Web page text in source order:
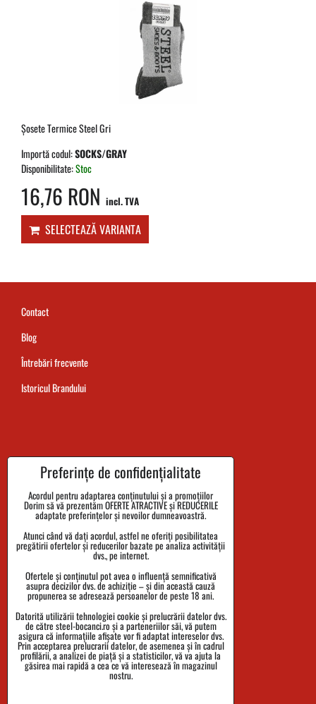
Șosete Termice Steel Gri
Importă codul:SOCKS/GRAY
Disponibilitate:Stoc
16,76 RON incl. TVA
SELECTEAZĂ VARIANTA
Contact
Blog
Întrebări frecvente
Istoricul Brandului
Termenul de livrare al comenzii
Reclamații și returnarea bunurilor
Mărimi
Date despre companie
Politica de confidențialitate
Termenii și Condițiile
Urmărirea expedierii
Preferințe de confidențialitate
Acordul pentru adaptarea conținutului și a promoțiilor
Dorim să vă prezentăm OFERTE ATRACTIVE și REDUCERILE
adaptate preferințelor și nevoilor dumneavoastră.
Atunci când vă dați acordul, astfel ne oferiți posibilitatea
pregătirii ofertelor și reducerilor bazate pe analiza activității
dvs., pe internet.
Ofertele și conținutul pot avea o influență semnificativă
asupra decizilor dvs. de achiziție – și din această cauză
propunerea se adresează persoanelor de peste 18 ani.
Datorită utilizării tehnologiei cookie și prelucrării datelor dvs.
de către steel-bocanci.ro și a parteneriilor săi, vă putem
asigura că informațiile afișate vor fi adaptat intereselor dvs.
Prin acceptarea prelucrarii datelor, de asemenea și în cadrul
profilării, a analizei de piață și a statisticilor, vă va ajuta la
găsirea mai rapidă a cea ce vă interesează în magazinul
nostru.